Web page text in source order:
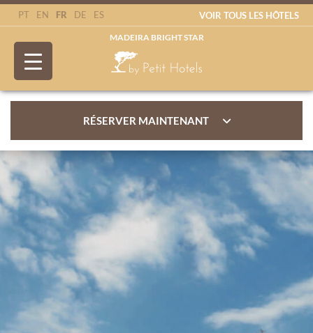
PT EN FR DE ES VOIR TOUS LES HÔTELS
MADEIRA BRIGHT STAR
RÉSERVER MAINTENANT